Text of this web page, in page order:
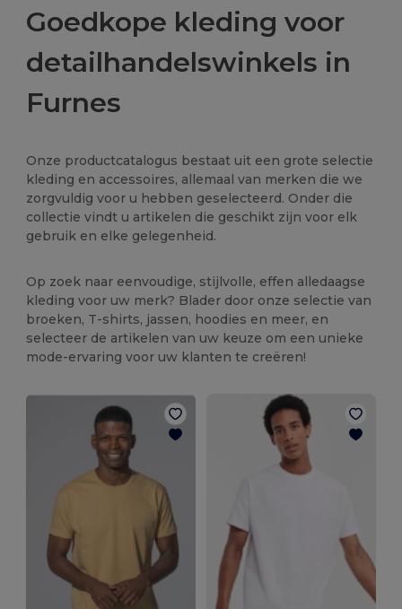
Goedkope kleding voor
detailhandelswinkels in
Furnes
Onze productcatalogus bestaat uit een grote selectie
kleding en accessoires, allemaal van merken die we
zorgvuldig voor u hebben geselecteerd. Onder die
collectie vindt u artikelen die geschikt zijn voor elk
gebruik en elke gelegenheid.
Op zoek naar eenvoudige, stijlvolle, effen alledaagse
kleding voor uw merk? Blader door onze selectie van
broeken, T-shirts, jassen, hoodies en meer, en
selecteer de artikelen van uw keuze om een unieke
mode-ervaring voor uw klanten te creëren!